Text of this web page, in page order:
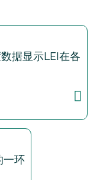
据显示LEI在各
一环